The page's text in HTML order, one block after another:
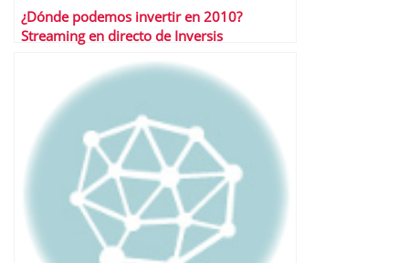
¿Dónde podemos invertir en 2010?
Streaming en directo de Inversis